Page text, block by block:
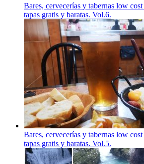
Bares, cervecerías y tabernas low
tapas gratis y baratas. Vol.6.
Bares, cervecerías y tabernas low
tapas gratis y baratas. Vol.5.